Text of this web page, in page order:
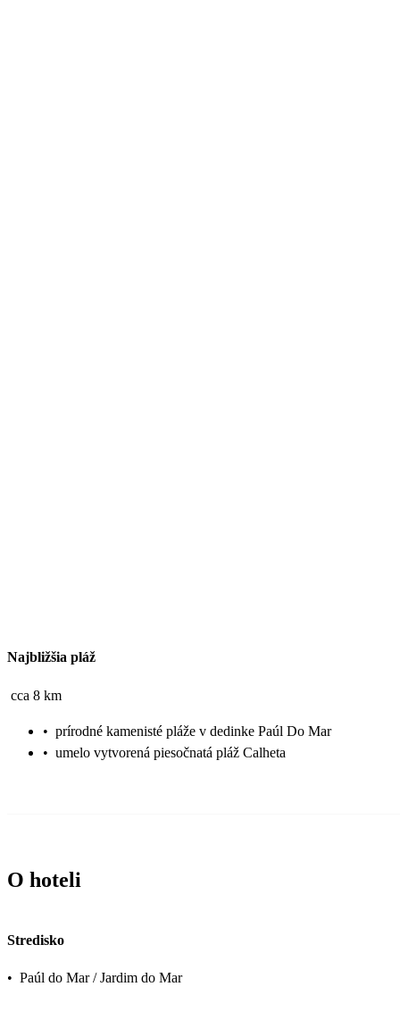
Najbližšia pláž
cca 8 km
• prírodné kamenisté pláže v dedinke Paúl Do Mar
• umelo vytvorená piesočnatá pláž Calheta
O hoteli
Stredisko
• Paúl do Mar / Jardim do Mar